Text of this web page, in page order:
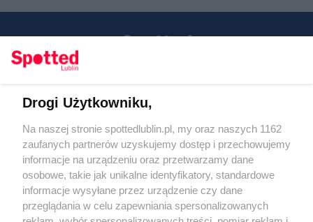
KATEGORIE
Regulamin
Polityka prywatności
RODO
Warunki korzystania z treści
Drogi Użytkowniku,
Na naszej stronie spottedlublin.pl, my oraz naszych 1162
zaufanych partnerów uzyskujemy dostęp i przechowujemy
informacje na urządzeniu oraz przetwarzamy dane
osobowe, takie jak unikalne identyfikatory, standardowe
informacje wysyłane przez urządzenie czy dane
przeglądania w celu zapewniania spersonalizowanych